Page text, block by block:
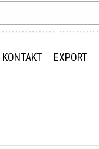
KONTAKT EXPORT